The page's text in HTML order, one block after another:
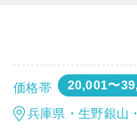
価格帯 20,001〜
兵庫県・生野銀山